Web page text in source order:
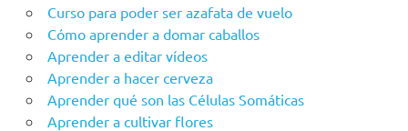
Curso para poder ser azafata de vuelo
Cómo aprender a domar caballos
Aprender a editar vídeos
Aprender a hacer cerveza
Aprender qué son las Células Somáticas
Aprender a cultivar flores